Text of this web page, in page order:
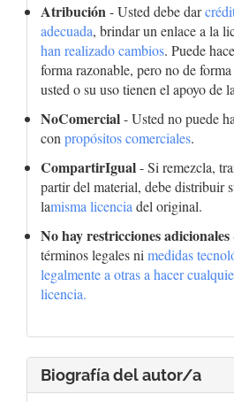
Atribución- Usted debe dar
adecuada, brindar un enlace a la
han realizado cambios. Puede
forma razonable, pero no de
usted o su uso tienen el apoyo de
NoComercial- Usted no puede
conpropósitos comerciales.
CompartirIgual- Si remezcla,
partir del material, debe distribuir
lamisma licenciadel original.
No hay restricciones adicionales
términos legales nimedidas
legalmente a otras a hacer
licencia.
Biografía del autor/a